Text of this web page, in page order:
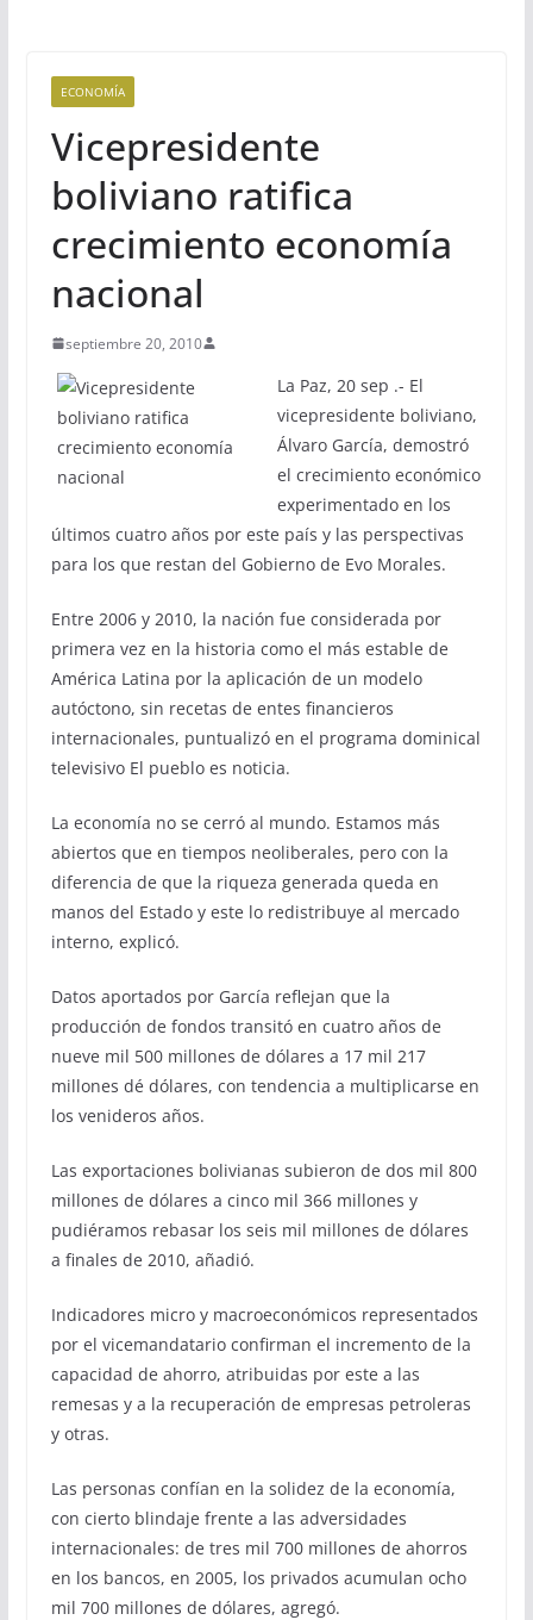
ECONOMÍA
Vicepresidente
boliviano ratifica
crecimiento economía
nacional
septiembre 20, 2010
La Paz, 20 sep .- El
vicepresidente boliviano,
Álvaro García, demostró
el crecimiento económico
experimentado en los
últimos cuatro años por este país y las perspectivas
para los que restan del Gobierno de Evo Morales.
Entre 2006 y 2010, la nación fue considerada por
primera vez en la historia como el más estable de
América Latina por la aplicación de un modelo
autóctono, sin recetas de entes financieros
internacionales, puntualizó en el programa dominical
televisivo El pueblo es noticia.
La economía no se cerró al mundo. Estamos más
abiertos que en tiempos neoliberales, pero con la
diferencia de que la riqueza generada queda en
manos del Estado y este lo redistribuye al mercado
interno, explicó.
Datos aportados por García reflejan que la
producción de fondos transitó en cuatro años de
nueve mil 500 millones de dólares a 17 mil 217
millones dé dólares, con tendencia a multiplicarse en
los venideros años.
Las exportaciones bolivianas subieron de dos mil 800
millones de dólares a cinco mil 366 millones y
pudiéramos rebasar los seis mil millones de dólares
a finales de 2010, añadió.
Indicadores micro y macroeconómicos representados
por el vicemandatario confirman el incremento de la
capacidad de ahorro, atribuidas por este a las
remesas y a la recuperación de empresas petroleras
y otras.
Las personas confían en la solidez de la economía,
con cierto blindaje frente a las adversidades
internacionales: de tres mil 700 millones de ahorros
en los bancos, en 2005, los privados acumulan ocho
mil 700 millones de dólares, agregó.